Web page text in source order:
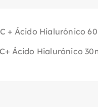
+ Ácido Hialurónico
Ácido Hialurónico